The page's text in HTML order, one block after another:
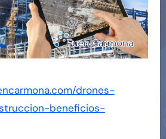
drones-
beneficios-